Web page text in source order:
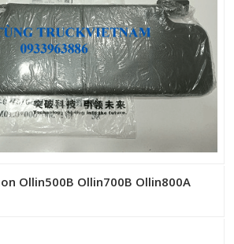
Ollin500B Ollin700B Ollin800A